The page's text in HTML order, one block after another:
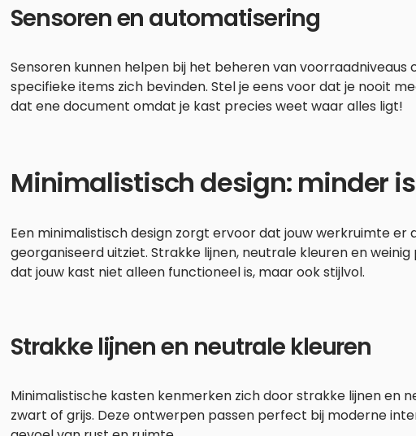
Sensoren en automatisering
Sensoren kunnen helpen bij het beheren van voorraadniveaus
specifieke items zich bevinden. Stel je eens voor dat je nooit
dat ene document omdat je kast precies weet waar alles ligt!
Minimalistisch design: minder
Een minimalistisch design zorgt ervoor dat jouw werkruimte er
georganiseerd uitziet. Strakke lijnen, neutrale kleuren en
dat jouw kast niet alleen functioneel is, maar ook stijlvol.
Strakke lijnen en neutrale kleuren
Minimalistische kasten kenmerken zich door strakke lijnen en
zwart of grijs. Deze ontwerpen passen perfect bij moderne